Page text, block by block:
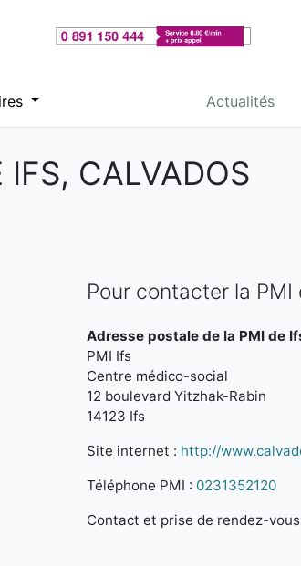
Actualités
IFS, CALVADOS
Pour contacter la PMI
Adresse postale de la PMI de
PMI Ifs
Centre médico-social
12 boulevard Yitzhak-Rabin
14123 Ifs
Site internet : http://
Téléphone PMI : 0231352120
Contact et prise de rendez-